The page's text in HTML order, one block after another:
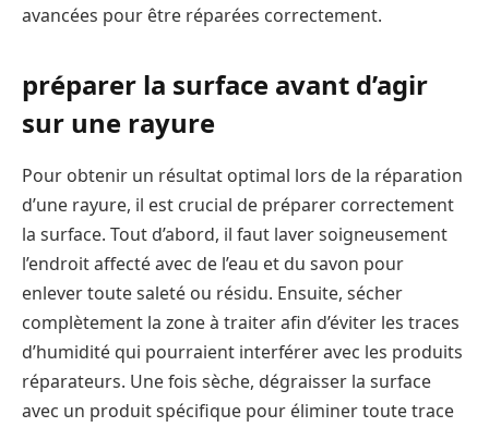
avancées pour être réparées correctement.
préparer la surface avant d’agir
sur une rayure
Pour obtenir un résultat optimal lors de la réparation
d’une rayure, il est crucial de préparer correctement
la surface. Tout d’abord, il faut laver soigneusement
l’endroit affecté avec de l’eau et du savon pour
enlever toute saleté ou résidu. Ensuite, sécher
complètement la zone à traiter afin d’éviter les traces
d’humidité qui pourraient interférer avec les produits
réparateurs. Une fois sèche, dégraisser la surface
avec un produit spécifique pour éliminer toute trace